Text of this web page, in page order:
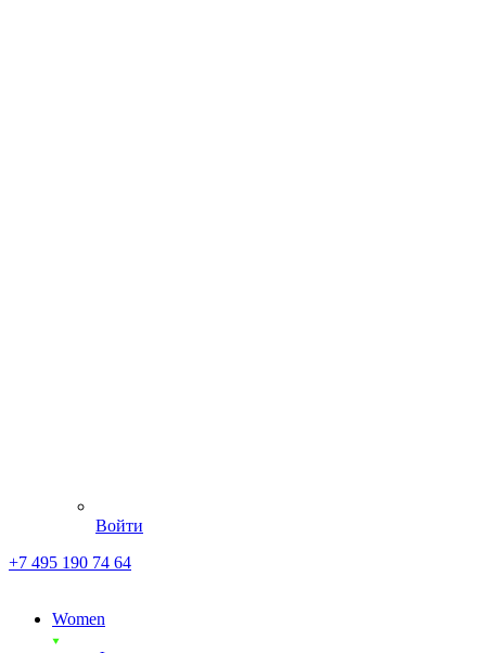
Войти
+7 495 190 74 64
Women